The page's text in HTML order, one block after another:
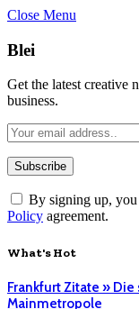
Close Menu
Blei
Get the latest creative
business.
By signing up, you
Policy agreement.
What's Hot
Frankfurt Zitate »
Mainmetropole